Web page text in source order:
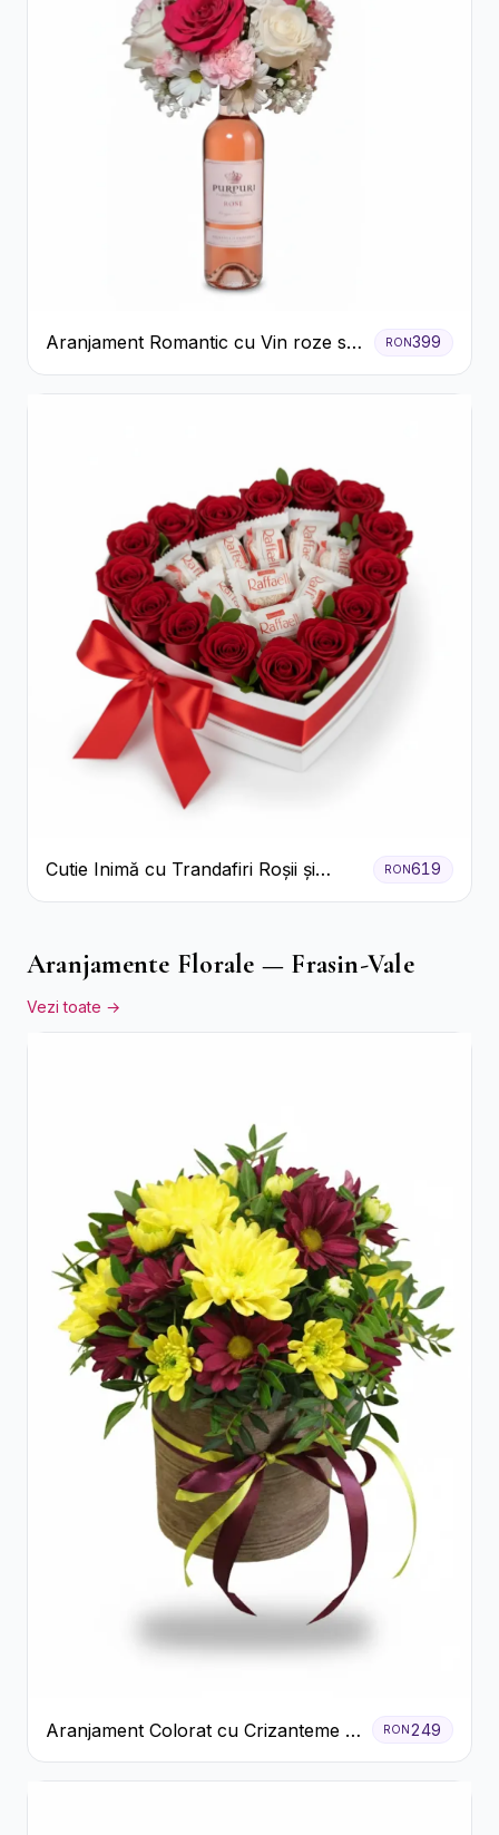
Aranjament Romantic cu Vin roze si
Flori pastel
RON399
Cutie Inimă cu Trandafiri Roșii și
Bomboane Raffaello
RON619
Aranjamente Florale — Frasin-Vale
Vezi toate →
Aranjament Colorat cu Crizanteme în
Cutie Rustică
RON249